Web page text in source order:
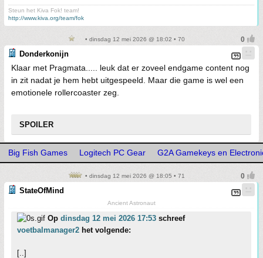
Steun het Kiva Fok! team!
http://www.kiva.org/team/fok
• dinsdag 12 mei 2026 @ 18:02 • 70
Donderkonijn
Klaar met Pragmata..... leuk dat er zoveel endgame content nog
in zit nadat je hem hebt uitgespeeld. Maar die game is wel een
emotionele rollercoaster zeg.
SPOILER
Big Fish Games Logitech PC Gear G2A Gamekeys en
• dinsdag 12 mei 2026 @ 18:05 • 71
StateOfMind
Ancient Astronaut
Op dinsdag 12 mei 2026 17:53 schreef
voetbalmanager2 het volgende:
[..]